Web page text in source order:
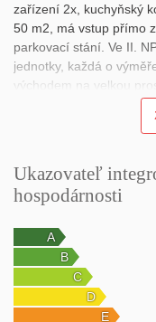
zařízení 2x, kuchyňský
50 m2, má vstup přímo
parkovací stání. Ve II.
jednotky, každá o
východem na velkou
(lze zde umístit i
použití moderních
nízké náklady na
bydlení, podnikání, sídlo
cena 8 256 000 Kč plus
Ukazovateľ
hospodárnosti